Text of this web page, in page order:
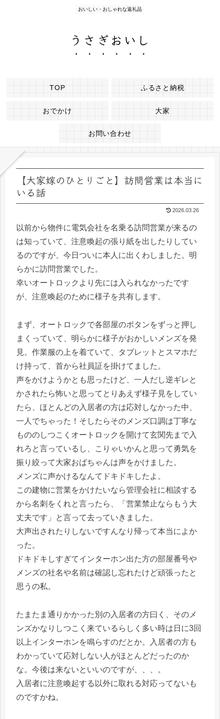
おいしい・おしゃれな返礼品
うさぎおいし
TOP ふるさと納税
おでかけ 大家
お問い合わせ
【大家嫁のひとりごと】訪問営業は本当に
いる話
2026.03.26
以前から物件に電気会社を名乗る訪問営業が来るの
は知っていて、注意喚起の張り紙を出したりしてい
るのですが、今日ついに本人に出くわしました。明
らかに訪問営業でした。
幸いオートロックより先には入られなかったです
が、注意喚起のために様子を共有します。
まず、オートロックで各部屋のボタンをずっと押し
まくっていて、明らかに様子がおかしいメンズを発
見。作業服の上を着ていて、タブレットとスマホだ
け持って、首から社員証を掛けてました。
声をかけようかとも思ったけど、一人だし逆ギレと
かされたら怖いと思ってとりあえず様子見をしてい
たら、ほとんどの入居者の方は応対しなかった中、
一人でちゃった！そしたらそのメンズ口調は丁寧な
もののしつこくオートロックを開けて玄関先まで入
れろと言っているし、こりゃいかんと思って勇気を
振り絞って大家おばちゃんは声をかけました。
メンズに声かけるなんてドキドキしたよ。
この建物に営業をかけたいなら管理会社に相談する
から名刺をくれと言ったら、「営業禁止ならもう大
丈夫です」と言って去っていきました。
大声出されたりしないですんなり帰って本当によか
った。
ドキドキしすぎてインターホン出た方の部屋番号や
メンズの社名や名前は確認し忘れたけど頑張ったと
思うの私。
たまたま通りかかった別の入居者の方曰く、そのメ
ンズかなりしつこく来ているらしく多い時は日に3回
以上インターホンを鳴らすのだとか。入居者の方も
わかっていて応対しない人がほとんどだったのか
な。今後は来ないといいのですが、、、。
入居者に注意喚起する以外に取れる対応ってないも
のですかね。